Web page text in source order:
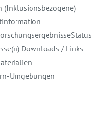
(Inklusionsbezogene)
Downloads / Links
Umgebungen